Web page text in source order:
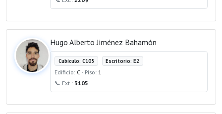
Hugo Alberto Jiménez Bahamón
Cubículo: C105 Escritorio: E2
Edificio: C · Piso: 1
📞 Ext.: 3105